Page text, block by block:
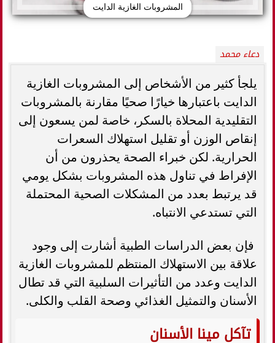
المشروبات الغازية الدايت
دعاء محمد
يلجأ كثير من الأشخاص إلى المشروبات الغازية
الدايت باعتبارها خيارًا صحيًا مقارنة بالمشروبات
التقليدية المحلاة بالسكر، خاصة لمن يسعون إلى
إنقاص الوزن أو تقليل استهلاك السعرات
الحرارية. لكن خبراء الصحة يحذرون من أن
الإفراط في تناول هذه المشروبات بشكل يومي
قد يرتبط بعدد من المشكلات الصحية المحتملة
التي تستدعي الانتباه.
فإن بعض الدراسات الطبية أشارت إلى وجود
علاقة بين الاستهلاك المنتظم للمشروبات الغازية
الدايت وعدد من التأثيرات السلبية التي قد تطال
الأسنان والتمثيل الغذائي وصحة القلب والكلى.
تآكل مينا الأسنان